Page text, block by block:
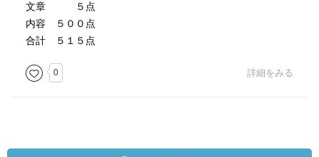
文章 ５点
内容 ５００点
合計 ５１５点
0 詳細をみる